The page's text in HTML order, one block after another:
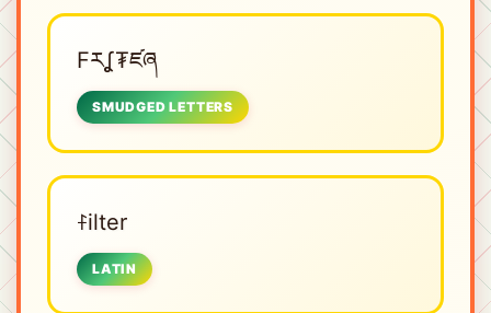
Fརʆ₮ཛཞ
SMUDGED LETTERS
ꊰilter
LATIN